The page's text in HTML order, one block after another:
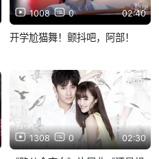
1008 0 02:40
开学尬猫舞！颤抖吧，阿部！
1308 0 02:30
App